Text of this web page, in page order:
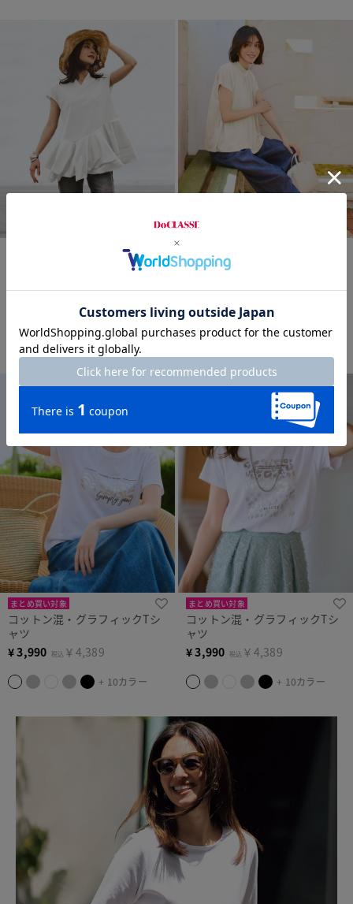
異素材ペプラム・立ち衿Vネッ
通常価格から20%OFF
洗濯機可
UVスラブ・ギャザーハイネッ
通常価格から30%OFF
+ 2カラー
まとめ買い対象
コットン混・グラフィックTシ
ャツ
¥3,990 税込 ￥4,389
+ 10カラー
まとめ買い対象
コットン混・グラフィックTシ
ャツ
¥3,990 税込 ￥4,389
+ 10カラー